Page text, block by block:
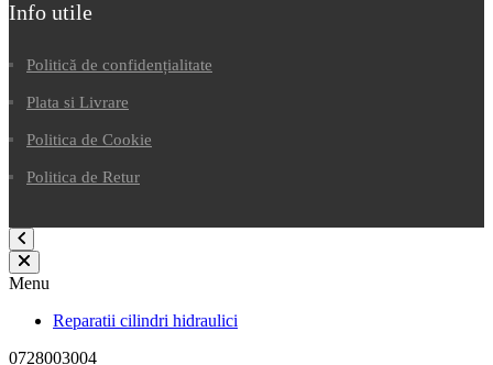
Info utile
Politică de confidențialitate
Plata si Livrare
Politica de Cookie
Politica de Retur
Menu
Reparatii cilindri hidraulici
0728003004